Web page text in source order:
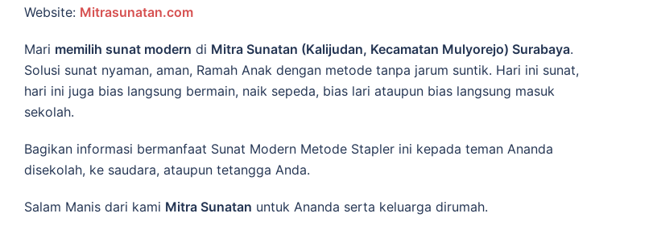
Website: Mitrasunatan.com
Mari memilih sunat modern di Mitra Sunatan (Kalijudan, Kecamatan Mulyorejo) Surabaya.
Solusi sunat nyaman, aman, Ramah Anak dengan metode tanpa jarum suntik. Hari ini sunat,
hari ini juga bias langsung bermain, naik sepeda, bias lari ataupun bias langsung masuk
sekolah.
Bagikan informasi bermanfaat Sunat Modern Metode Stapler ini kepada teman Ananda
disekolah, ke saudara, ataupun tetangga Anda.
Salam Manis dari kami Mitra Sunatan untuk Ananda serta keluarga dirumah.